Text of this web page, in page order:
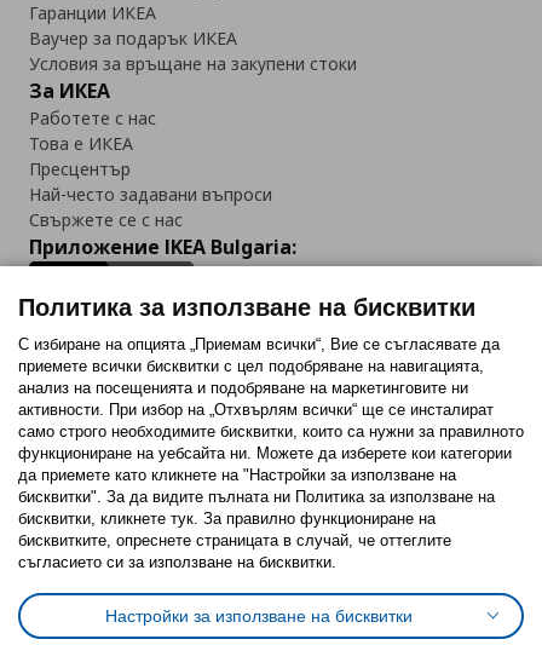
Гаранции ИКЕА
Ваучер за подарък ИКЕА
Условия за връщане на закупени стоки
За ИКЕА
Работете с нас
Това е ИКЕА
Пресцентър
Най-често задавани въпроси
Свържете се с нас
Приложение IKEA Bulgaria:
Последвайте ни:
FacebookTwitterYoutubePinterestInstagram
Политика за използване на бисквитки (Cookies)
Избор на настройки за използване на бисквитки
Условия за ползване на ikea.bgОбща политика за личните данни
Политика за използване на бисквитки
С избиране на опцията „Приемам всички“, Вие се съгласявате да
приемете всички бисквитки с цел подобряване на навигацията,
анализ на посещенията и подобряване на маркетинговите ни
активности. При избор на „Отхвърлям всички“ ще се инсталират
само строго необходимитe бисквитки, които са нужни за правилното
функциониране на уебсайта ни. Можете да изберете кои категории
да приемете като кликнете на "Настройки за използване на
бисквитки". За да видите пълната ни Политика за използване на
бисквитки, кликнете тук. За правилно функциониране на
бисквитките, опреснете страницата в случай, че оттеглите
съгласието си за използване на бисквитки.
Настройки за използване на бисквитки